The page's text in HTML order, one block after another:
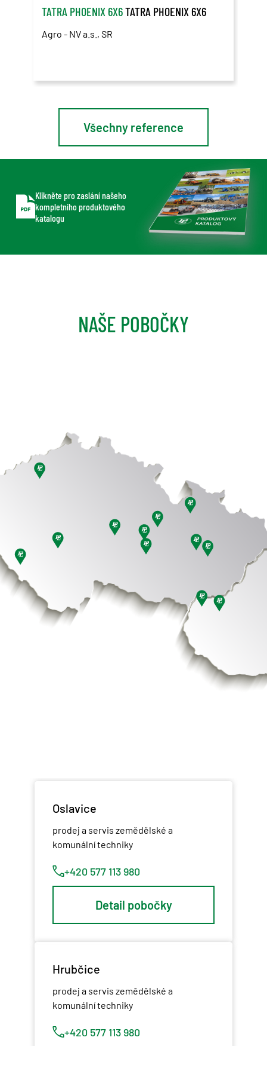
TATRA PHOENIX 6X6TATRA PHOENIX 6X6
Agro - NV a.s., SR
Všechny reference
Klikněte pro zaslání našeho
kompletního produktového
katalogu
NAŠE POBOČKY
Oslavice
prodej a servis zemědělské a
komunální techniky
+420 577 113 980
Detail pobočky
Hrubčice
prodej a servis zemědělské a
komunální techniky
+420 577 113 980